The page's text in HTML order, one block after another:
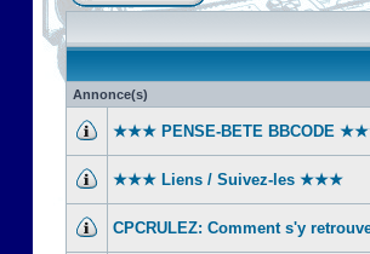
Annonce(s)
★★★ PENSE-BETE BBCODE
★★★ Liens / Suivez-les ★★★
CPCRULEZ: Comment s'y